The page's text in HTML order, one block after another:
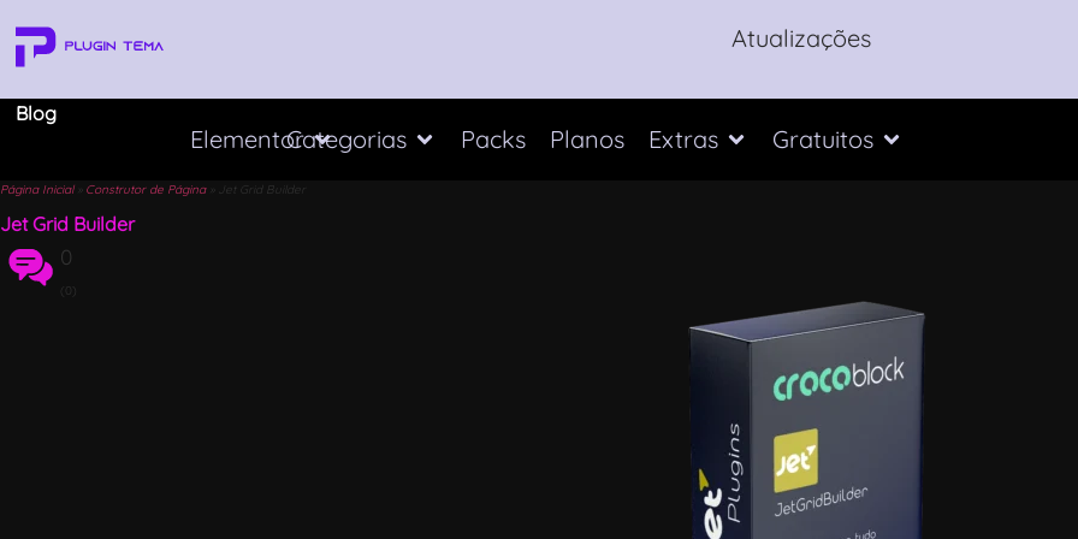
Atualizações
Blog
ElementorCategorias Packs Planos Extras Gratuitos
Página Inicial» Construtor de Página» Jet Grid Builder
Jet Grid Builder
0